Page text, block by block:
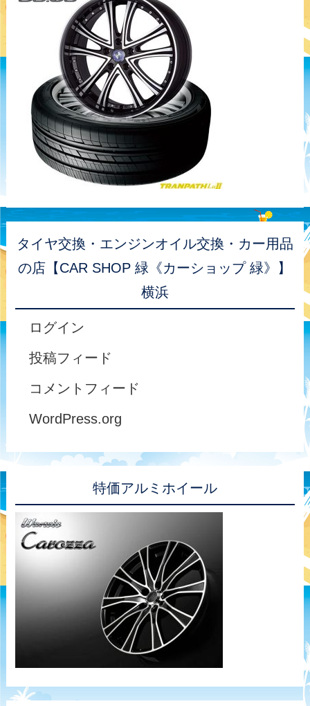
タイヤ交換・エンジンオイル交換・カー用品
の店【CAR SHOP 緑《カーショップ 緑》】
横浜
ログイン
投稿フィード
コメントフィード
WordPress.org
特価アルミホイール